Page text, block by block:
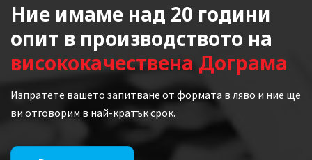
Ние имаме над 20 години
опит в производството на
висококачествена Дограма
Изпратете вашето запитване от формата в ляво и ние ще
ви отговорим в най-кратък срок.